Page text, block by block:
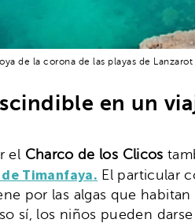
de la corona de las playas de Lanzarot
en un
el Charco de los Clicos
Timanfaya. El particular
por las algas que
sí, los niños pueden